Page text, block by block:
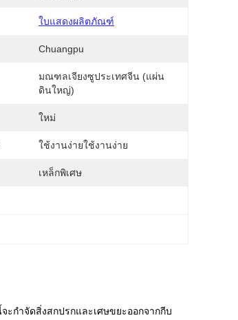
ใบแสดงผลิตภัณฑ์
Chuangpu
มณฑลเจียงซูประเทศจีน (แผ่น
ดินใหญ่)
ใหม่
ใช้งานง่ายใช้งานง่าย
เหล็กพิเศษ
กำจัดสิ่งสกปรกและเศษขยะออกจากกีบ